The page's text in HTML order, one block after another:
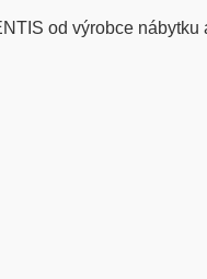
od výrobce